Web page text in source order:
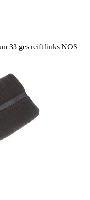
33 gestreift links NOS